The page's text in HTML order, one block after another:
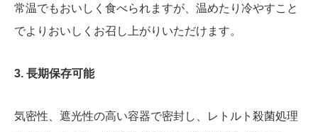
常温でもおいしく食べられますが、温めたり冷やすこと
でよりおいしくお召し上がりいただけます。
3. 長期保存可能
気密性、遮光性の高い容器で密封し、レトルト殺菌処理